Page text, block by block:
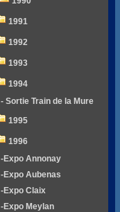
1991
1992
1993
1994
- Sortie Train de la Mure
1995
1996
-Expo Annonay
-Expo Aubenas
-Expo Claix
-Expo Meylan